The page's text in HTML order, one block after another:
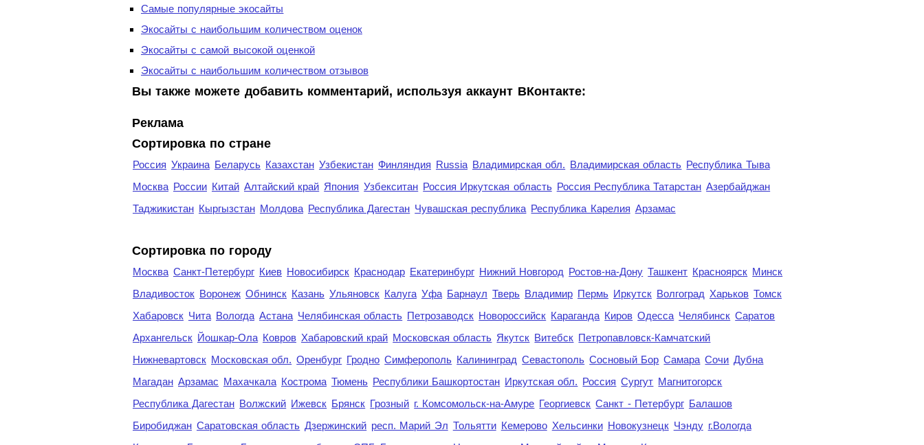
Самые популярные экосайты
Экосайты с наибольшим количеством оценок
Экосайты с самой высокой оценкой
Экосайты с наибольшим количеством отзывов
Вы также можете добавить комментарий, используя аккаунт ВКонтакте:
Реклама
Сортировка по стране
Россия Украина Беларусь Казахстан Узбекистан Финляндия Russia Владимирская обл. Владимирская область Республика Тыва
Москва России Китай Алтайский край Япония Узбекситан Россия Иркутская область Россия Республика Татарстан Азербайджан
Таджикистан Кыргызстан Молдова Республика Дагестан Чувашская республика Республика Карелия Арзамас
Cортировка по городу
Москва Санкт-Петербург Киев Новосибирск Краснодар Екатеринбург Нижний Новгород Ростов-на-Дону Ташкент Красноярск Минск
Владивосток Воронеж Обнинск Казань Ульяновск Калуга Уфа Барнаул Тверь Владимир Пермь Иркутск Волгоград Харьков Томск
Хабаровск Чита Вологда Астана Челябинская область Петрозаводск Новороссийск Караганда Киров Одесса Челябинск Саратов
Архангельск Йошкар-Ола Ковров Хабаровский край Московская область Якутск Витебск Петропавловск-Камчатский
Нижневартовск Московская обл. Оренбург Гродно Симферополь Калининград Севастополь Сосновый Бор Самара Сочи Дубна
Магадан Арзамас Махачкала Кострома Тюмень Республики Башкортостан Иркутская обл. Россия Сургут Магнитогорск
Республика Дагестан Волжский Ижевск Брянск Грозный г. Комсомольск-на-Амуре Георгиевск Санкт - Петербург Балашов
Биробиджан Саратовская область Дзержинский респ. Марий Эл Тольятти Кемерово Хельсинки Новокузнецк Чэнду г.Вологда